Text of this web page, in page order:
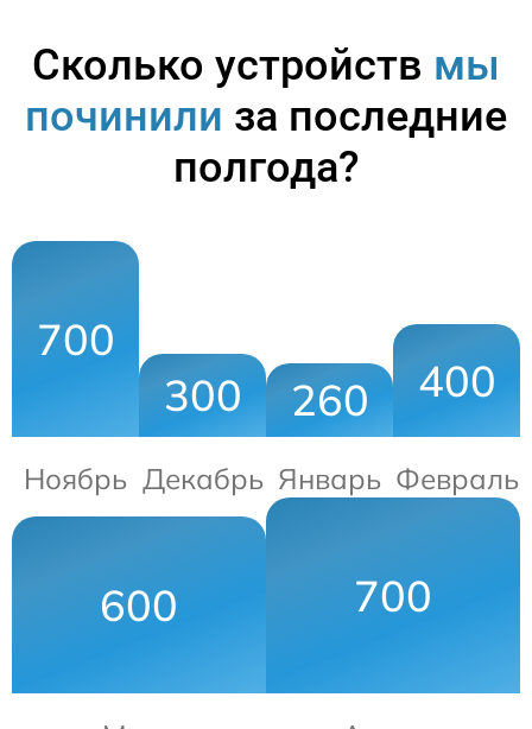
Сколько устройств мы
починили за последние
полгода?
700
Ноябрь
300
Декабрь
260
Январь
400
Февраль
600 700